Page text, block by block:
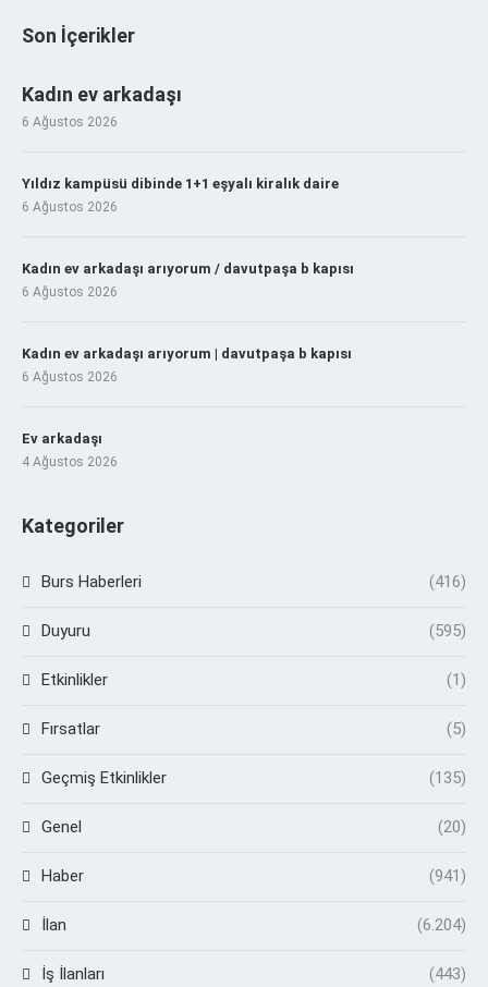
Son İçerikler
Kadın ev arkadaşı
6 Ağustos 2026
Yıldız kampüsü dibinde 1+1 eşyalı kiralık daire
6 Ağustos 2026
Kadın ev arkadaşı arıyorum / davutpaşa b kapısı
6 Ağustos 2026
Kadın ev arkadaşı arıyorum | davutpaşa b kapısı
6 Ağustos 2026
Ev arkadaşı
4 Ağustos 2026
Kategoriler
Burs Haberleri (416)
Duyuru (595)
Etkinlikler (1)
Fırsatlar (5)
Geçmiş Etkinlikler (135)
Genel (20)
Haber (941)
İlan (6.204)
İş İlanları (443)